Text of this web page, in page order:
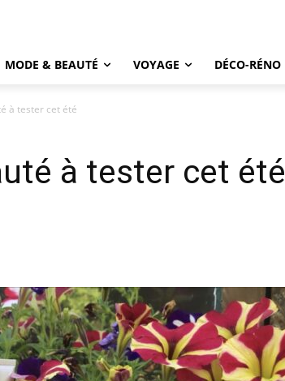
MODE & BEAUTÉ VOYAGE DÉCO-RÉNO
à tester cet été
à tester cet été